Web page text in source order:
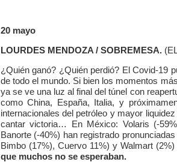
20 mayo
LOURDES MENDOZA / SOBREMESA.
¿Quién ganó? ¿Quién perdió? El Covid-19
de todo el mundo. Si bien los momentos
ya se ve una luz al final del túnel con
como China, España, Italia, y
internacionales del petróleo y mayor
cantar victoria… En México: Volaris (-
Banorte (-40%) han registrado
Bimbo (17%), Cuervo 11%) y Walmart
que muchos no se esperaban.